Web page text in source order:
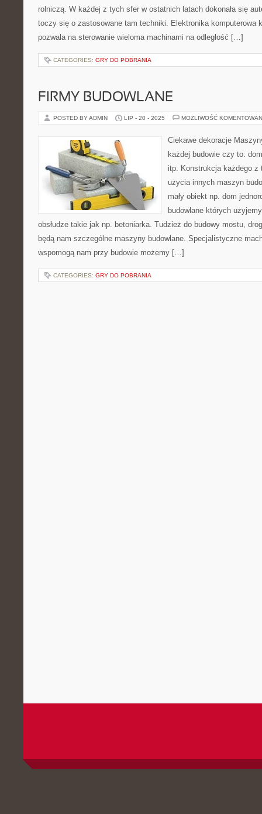
rolniczą. W każdej z tych sfer w ostatnich latach dokonała się
toczy się o zastosowane tam techniki. Elektronika komputerowa
pozwala na sterowanie wieloma machinami na odległość […]
CATEGORIES: GRY DO POBRANIA
FIRMY BUDOWLANE
POSTED BY ADMIN LIP - 20 - 2025 MOŻLIWOŚĆ
Ciekawe dekoracje
każdej budowie czy to:
itp. Konstrukcja każdego z
użycia innych maszyn
mały obiekt np. dom
budowlane których
obsłudze takie jak np. betoniarka. Tudzież do budowy mostu,
będą nam szczególne maszyny budowlane. Specjalistyczne
wspomogą nam przy budowie możemy […]
CATEGORIES: GRY DO POBRANIA